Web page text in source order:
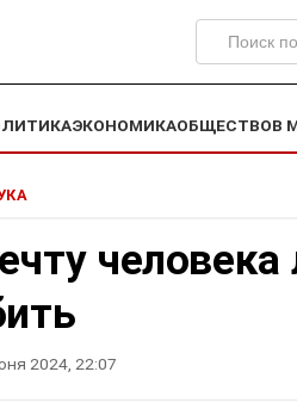
ЭКОНОМИКАОБЩЕСТВОВ
человека
2024, 22:07